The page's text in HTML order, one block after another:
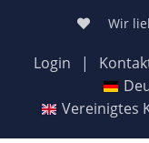
Wir
Login |
Vereinigtes